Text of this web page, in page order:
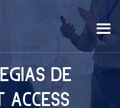
DE
ACCESS